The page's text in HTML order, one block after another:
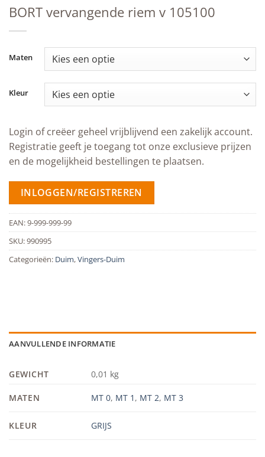
BORT vervangende riem v 105100
Maten
Kleur
Login of creëer geheel vrijblijvend een zakelijk account.
Registratie geeft je toegang tot onze exclusieve prijzen
en de mogelijkheid bestellingen te plaatsen.
INLOGGEN/REGISTREREN
EAN:9-999-999-99
SKU:990995
Categorieën: Duim,Vingers-Duim
AANVULLENDE INFORMATIE
GEWICHT 0,01 kg
MATEN MT 0, MT 1 , MT 2, MT 3
KLEUR GRIJS